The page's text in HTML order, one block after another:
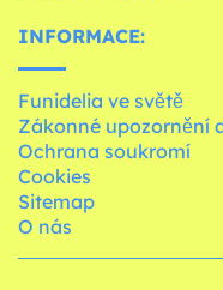
INFORMACE:
Funidelia ve světě
Zákonné upozornění
Ochrana soukromí
Cookies
Sitemap
O nás